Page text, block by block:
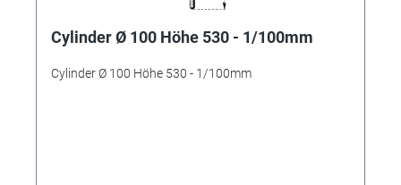
Cylinder Ø 100 Höhe 530 - 1/100mm
Cylinder Ø 100 Höhe 530 - 1/100mm